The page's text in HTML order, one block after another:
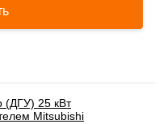
(ДГУ) 25 кВт
Mitsubishi